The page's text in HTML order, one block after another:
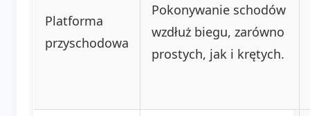
Platforma
przyschodowa
Pokonywanie schodów
wzdłuż biegu, zarówno
prostych, jak i krętych.